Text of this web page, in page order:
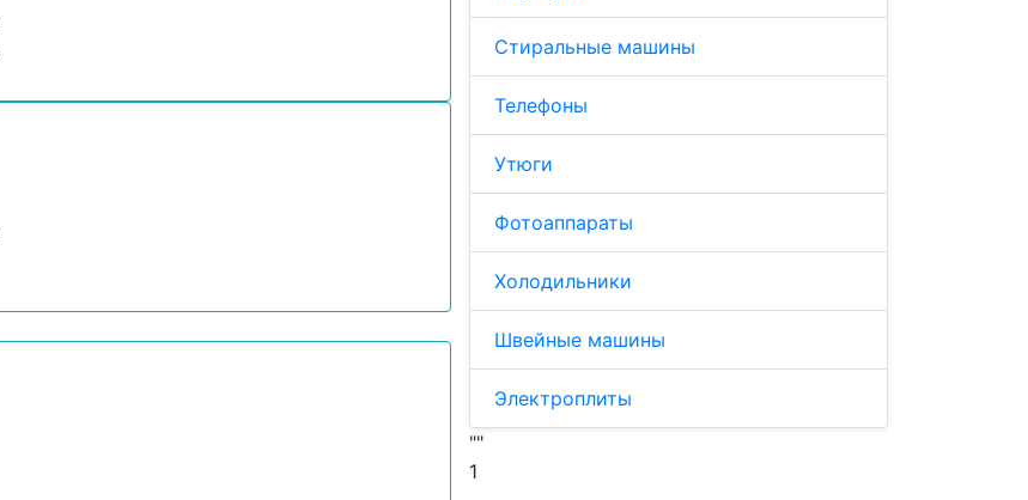
Стиральные машины
Телефоны
Утюги
Фотоаппараты
Холодильники
Швейные машины
Электроплиты
""
1